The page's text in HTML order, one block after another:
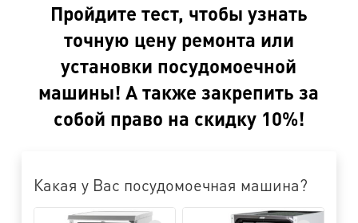
Пройдите тест, чтобы узнать
точную цену ремонта или
установки посудомоечной
машины! А также закрепить за
собой право на скидку 10%!
Какая у Вас посудомоечная машина?